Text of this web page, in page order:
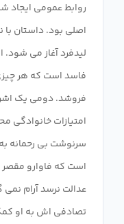
روابط عمومی ایجاد
اصلی بود. داستان با
لیدفرد آغاز می
فاسد است که هر
فروشد. دومی یک
امتیازات
سرنوشت بی رحمانه
است که فاوارو
عدالت نرسد آرام نمی
تصادفی اش به او